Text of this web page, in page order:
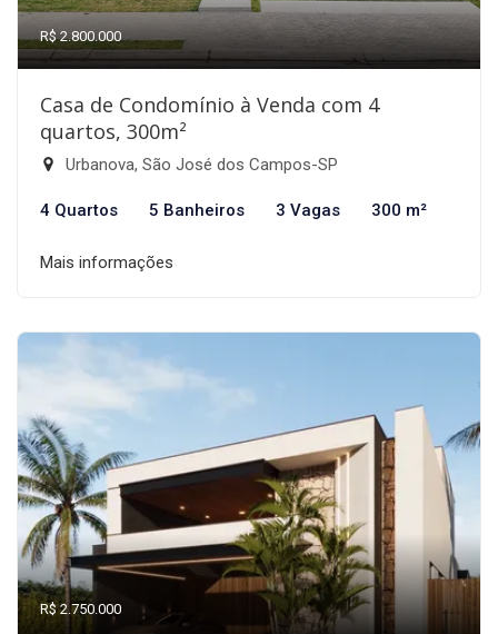
R$ 2.800.000
Casa de Condomínio à Venda com 4
quartos, 300m²
Urbanova, São José dos Campos-SP
4 Quartos 5 Banheiros 3 Vagas 300 m²
Mais informações
R$ 2.750.000